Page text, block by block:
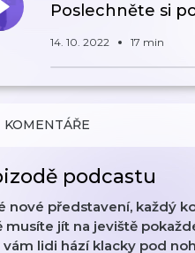
Poslechněte si
14. 10. 2022 17 min
KOMENTÁŘE
podcastu
nové představení, každý
musíte jít na jeviště
vám lidi hází klacky pod